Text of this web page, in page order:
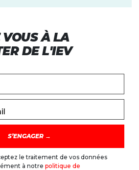
VOUS À LA
DE L'IEV
le traitement de vos données
à notre politique de